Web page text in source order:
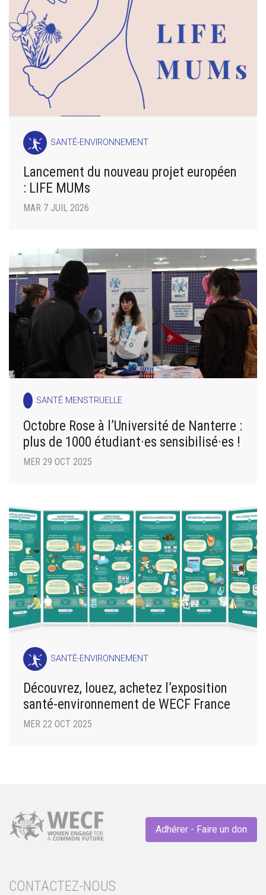
SANTÉ-ENVIRONNEMENT
Lancement du nouveau projet européen
: LIFE MUMs
MAR 7 JUIL 2026
SANTÉ MENSTRUELLE
Octobre Rose à l’Université de Nanterre :
plus de 1000 étudiant·es sensibilisé·es !
MER 29 OCT 2025
SANTÉ-ENVIRONNEMENT
Découvrez, louez, achetez l’exposition
santé-environnement de WECF France
MER 22 OCT 2025
Adhérer - Faire un don
CONTACTEZ-NOUS